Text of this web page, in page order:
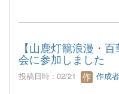
【山鹿灯籠浪漫・
会に参加しました
投稿日時 : 02/21 作成